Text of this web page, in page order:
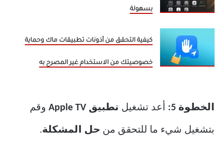
بسهولة
كيفية التحقق من أذونات تطبيقات ماك وحماية
خصوصيتك من الاستخدام غير المصرح به
الخطوة 5: أعد تشغيل تطبيق Apple TV وقم
بتشغيل شيء ما للتحقق من حل المشكلة.